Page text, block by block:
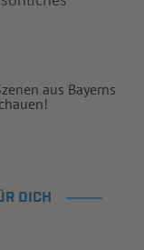
aus Bayerns
DICH